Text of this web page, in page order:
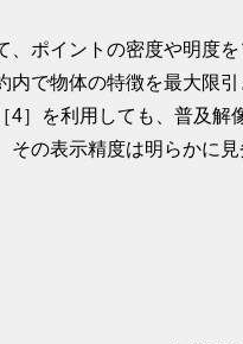
、ポイントの密度や明度
内で物体の特徴を最大限
4］を利用しても、普及解
の表示精度は明らかに見